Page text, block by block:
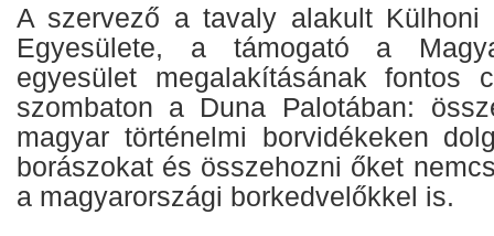
A szervező a tavaly alakult Külhoni
Egyesülete, a támogató a
egyesület megalakításának fontos
szombaton a Duna Palotában:
magyar történelmi borvidékeken
borászokat és összehozni őket
a magyarországi borkedvelőkkel is.